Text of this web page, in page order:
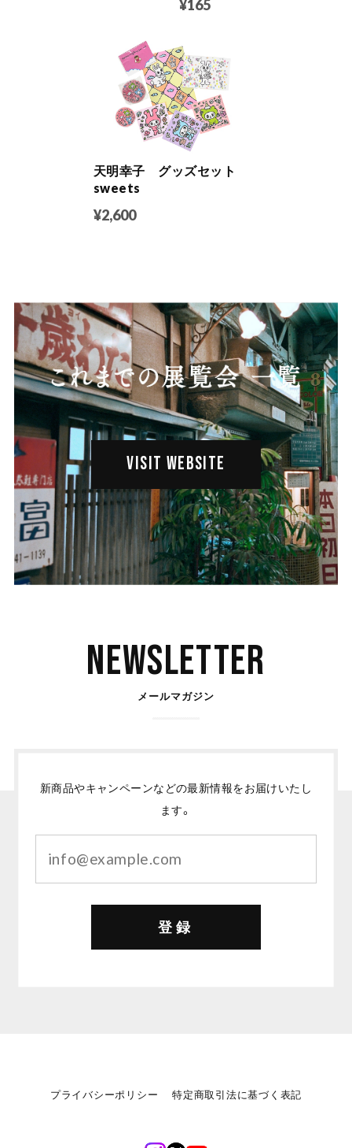
¥165
天明幸子 グッズセット
sweets
¥2,600
VISIT WEBSITE
Newsletter
メールマガジン
新商品やキャンペーンなどの最新情報をお届けいたし
ます。
登録
プライバシーポリシー 特定商取引法に基づく表記